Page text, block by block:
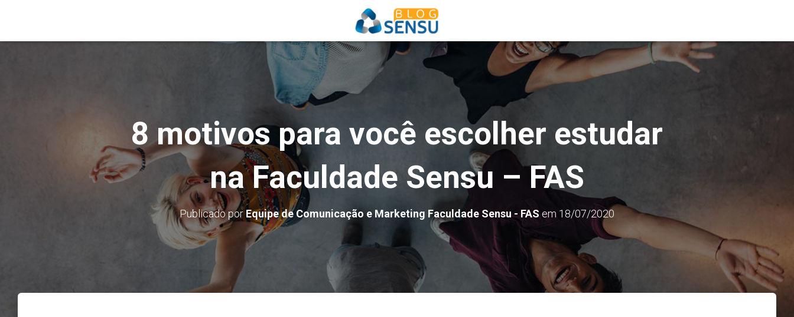
8 motivos para você escolher estudar
na Faculdade Sensu – FAS
Publicado por Equipe de Comunicação e Marketing Faculdade Sensu - FAS em 18/07/2020